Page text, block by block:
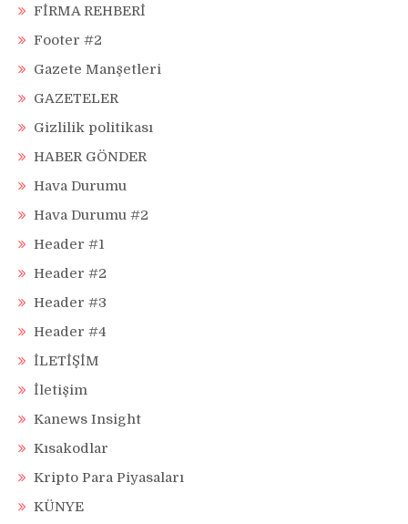
FİRMA REHBERİ
Footer #2
Gazete Manşetleri
GAZETELER
Gizlilik politikası
HABER GÖNDER
Hava Durumu
Hava Durumu #2
Header #1
Header #2
Header #3
Header #4
İLETİŞİM
İletişim
Kanews Insight
Kısakodlar
Kripto Para Piyasaları
KÜNYE